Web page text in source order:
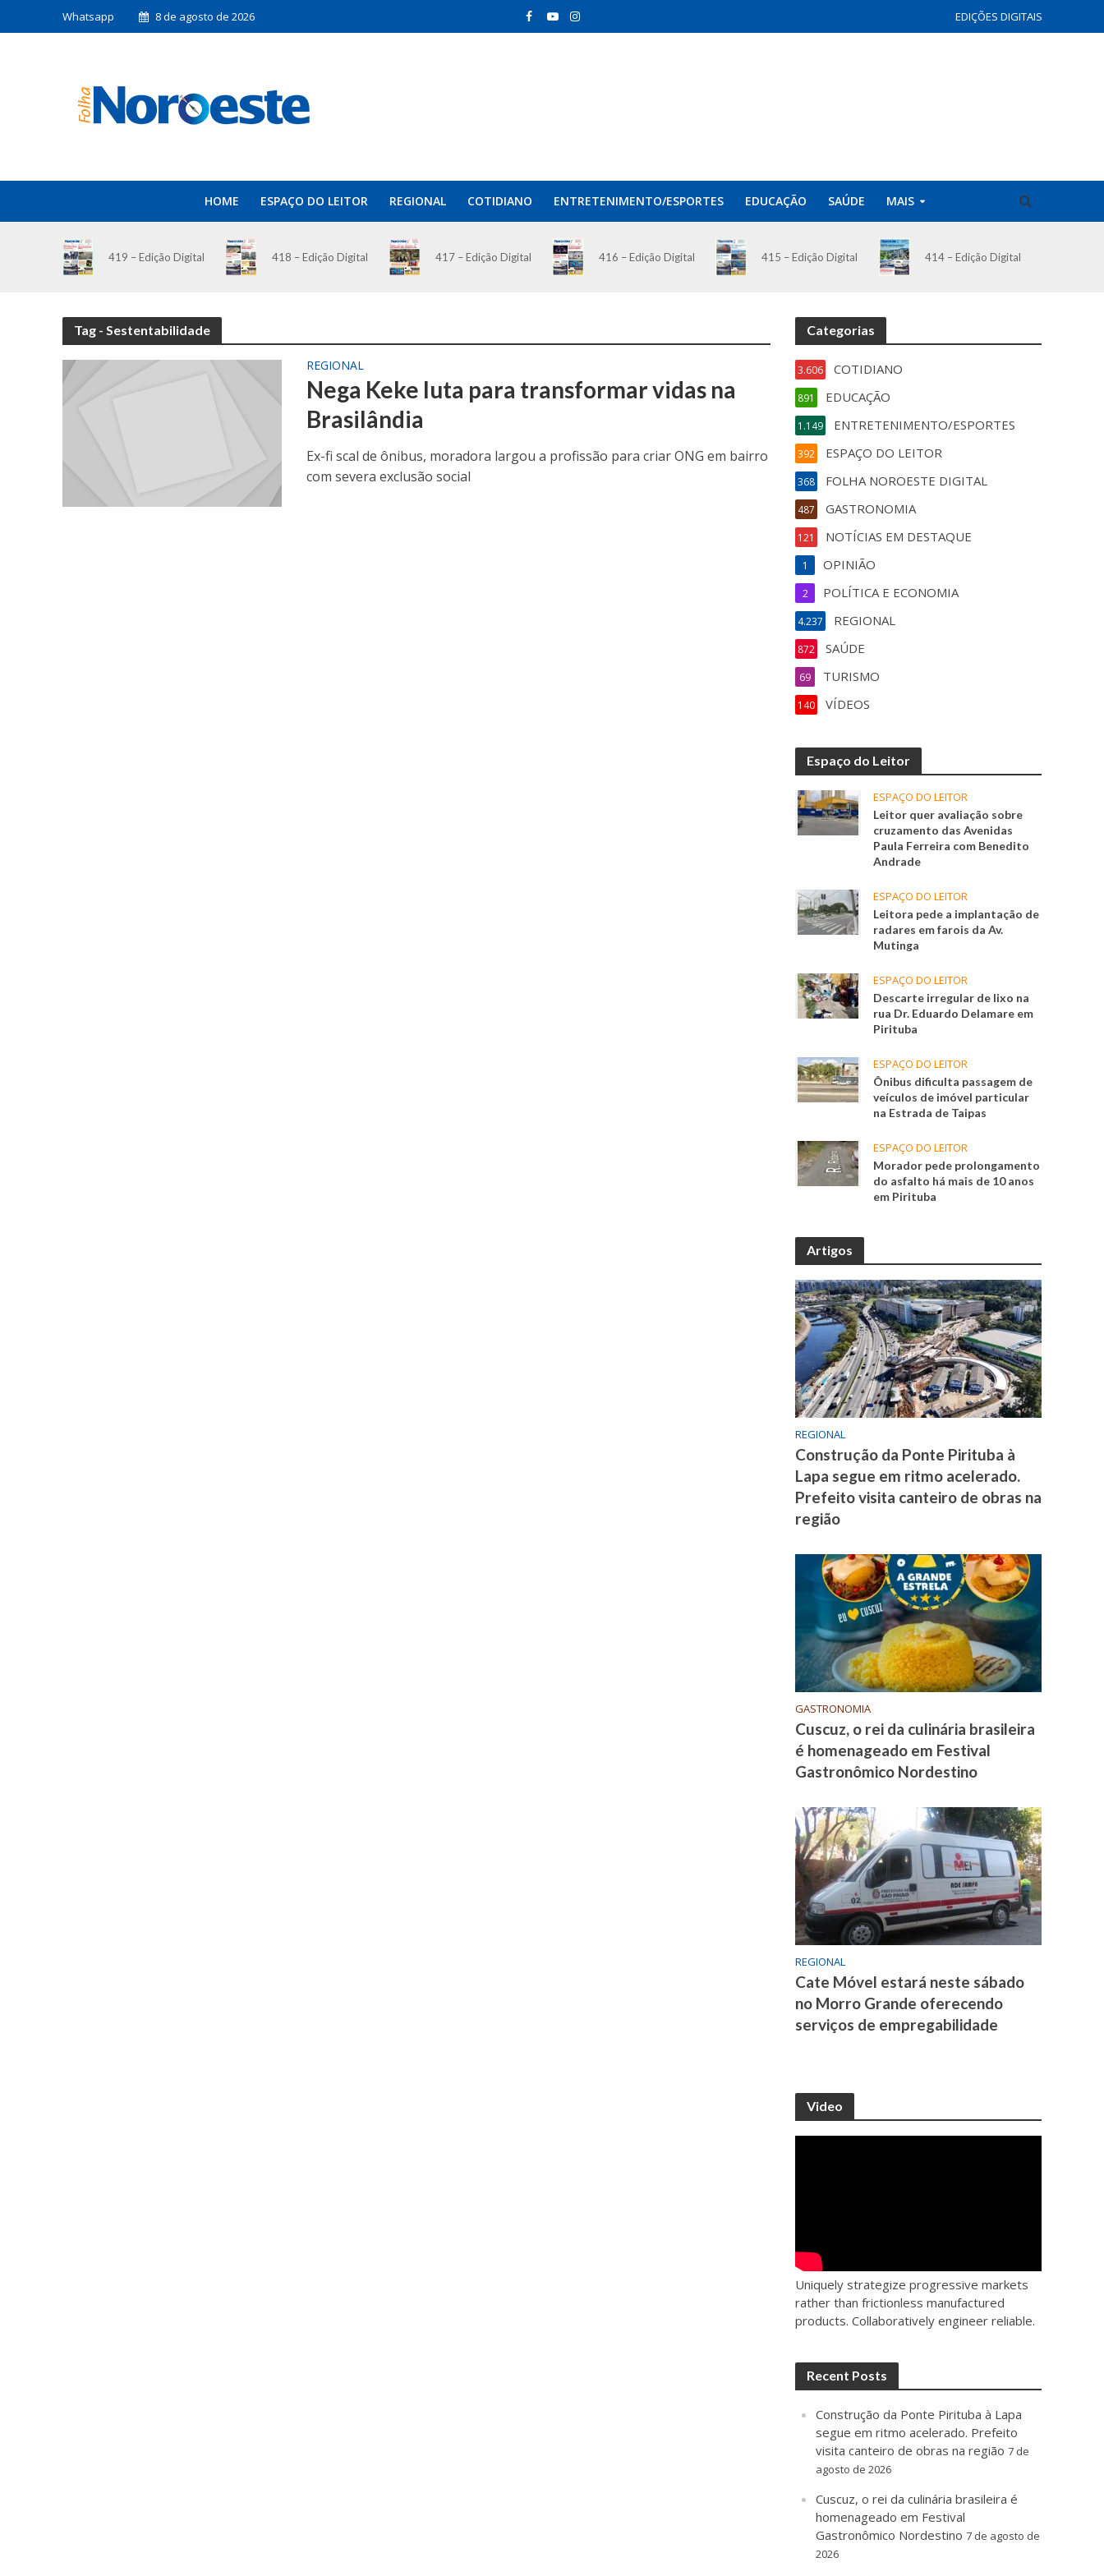
Whatsapp 8 de agosto de 2026 EDIÇÕES DIGITAIS
HOME ESPAÇO DO LEITOR REGIONAL COTIDIANO ENTRETENIMENTO/ESPORTES EDUCAÇÃO SAÚDE MAIS
419 – Edição Digital 418 – Edição Digital 417 – Edição Digital 416 – Edição Digital 415 – Edição Digital 414 – Edição Digital
Tag - Sestentabilidade
REGIONAL
Nega Keke luta para transformar vidas na
Brasilândia
Ex-fi scal de ônibus, moradora largou a profissão para criar ONG em bairro
com severa exclusão social
Categorias
COTIDIANO
3.606
EDUCAÇÃO
891
ENTRETENIMENTO/ESPORTES
1.149
ESPAÇO DO LEITOR
392
FOLHA NOROESTE DIGITAL
368
GASTRONOMIA
487
NOTÍCIAS EM DESTAQUE
121
OPINIÃO
1
POLÍTICA E ECONOMIA
2
REGIONAL
4.237
SAÚDE
872
TURISMO
69
VÍDEOS
140
Espaço do Leitor
ESPAÇO DO LEITOR
Leitor quer avaliação sobre
cruzamento das Avenidas
Paula Ferreira com Benedito
Andrade
ESPAÇO DO LEITOR
Leitora pede a implantação de
radares em farois da Av.
Mutinga
ESPAÇO DO LEITOR
Descarte irregular de lixo na
rua Dr. Eduardo Delamare em
Pirituba
ESPAÇO DO LEITOR
Ônibus dificulta passagem de
veículos de imóvel particular
na Estrada de Taipas
ESPAÇO DO LEITOR
Morador pede prolongamento
do asfalto há mais de 10 anos
em Pirituba
Artigos
REGIONAL
Construção da Ponte Pirituba à
Lapa segue em ritmo acelerado.
Prefeito visita canteiro de obras na
região
GASTRONOMIA
Cuscuz, o rei da culinária brasileira
é homenageado em Festival
Gastronômico Nordestino
REGIONAL
Cate Móvel estará neste sábado
no Morro Grande oferecendo
serviços de empregabilidade
Video
Uniquely strategize progressive markets
rather than frictionless manufactured
products. Collaboratively engineer reliable.
Recent Posts
Construção da Ponte Pirituba à Lapa
segue em ritmo acelerado. Prefeito
visita canteiro de obras na região 7 de
agosto de 2026
Cuscuz, o rei da culinária brasileira é
homenageado em Festival
Gastronômico Nordestino 7 de agosto de
2026